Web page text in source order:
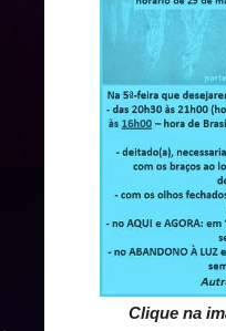
Clique na